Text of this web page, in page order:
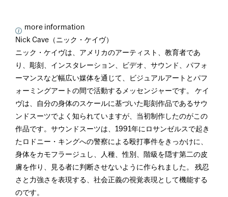
more information
Nick Cave（ニック・ケイヴ）
ニック・ケイヴは、アメリカのアーティスト、教育者であ
り、彫刻、インスタレーション、ビデオ、サウンド、パフォ
ーマンスなど幅広い媒体を通じて、ビジュアルアートとパフ
ォーミングアートの間で活動するメッセンジャーです。 ケイ
ヴは、自分の身体のスケールに基づいた彫刻作品であるサウ
ンドスーツでよく知られていますが、当初制作したのがこの
作品です。サウンドスーツは、1991年にロサンゼルスで起き
たロドニー・キングへの警察による殴打事件をきっかけに、
身体をカモフラージュし、人種、性別、階級を隠す第二の皮
膚を作り、見る者に判断させないように作られました。 残忍
さと力強さを表現する、社会正義の視覚表現として機能する
のです。